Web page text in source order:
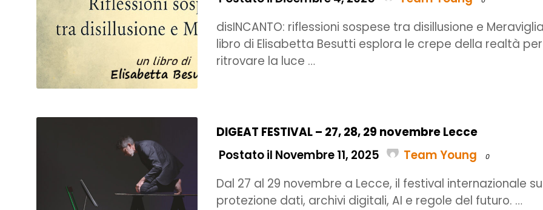
disINCANTO: riflessioni sospese tra disillusione e
libro di Elisabetta Besutti esplora le crepe della realtà per
ritrovare la luce …
DIGEAT FESTIVAL – 27, 28, 29 novembre Lecce
Postato il Novembre 11, 2025
Team Young 0
Dal 27 al 29 novembre a Lecce, il festival internazionale su
protezione dati, archivi digitali, AI e regole del futuro. …